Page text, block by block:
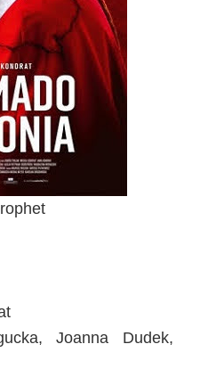
Joanna Dudek,